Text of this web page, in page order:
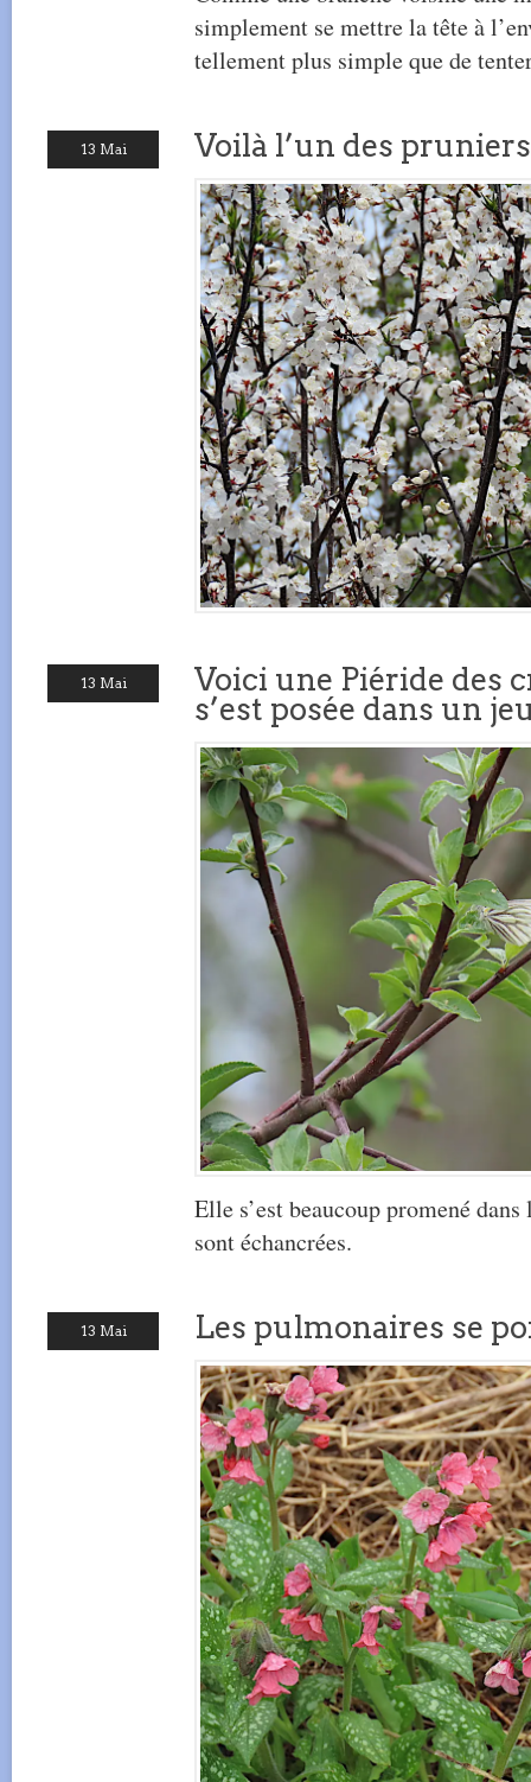
simplement se mettre la tête à
tellement plus simple que de
13 Mai Voilà l’un des
13 Mai
Voici une Piéride des
s’est posée dans un
Elle s’est beaucoup promené
sont échancrées.
13 Mai Les pulmonaires se